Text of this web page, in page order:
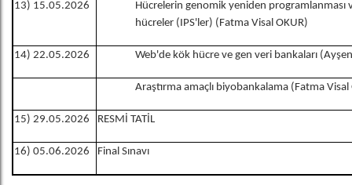
13) 15.05.2026
Hücrelerin genomik yeniden
hücreler (IPS'ler) (Fatma Visal OKUR)
14) 22.05.2026 Web'de kök hücre ve gen veri bankaları
Araştırma amaçlı biyobankalama (Fatma Visal
15) 29.05.2026 RESMİ TATİL
16) 05.06.2026 Final Sınavı